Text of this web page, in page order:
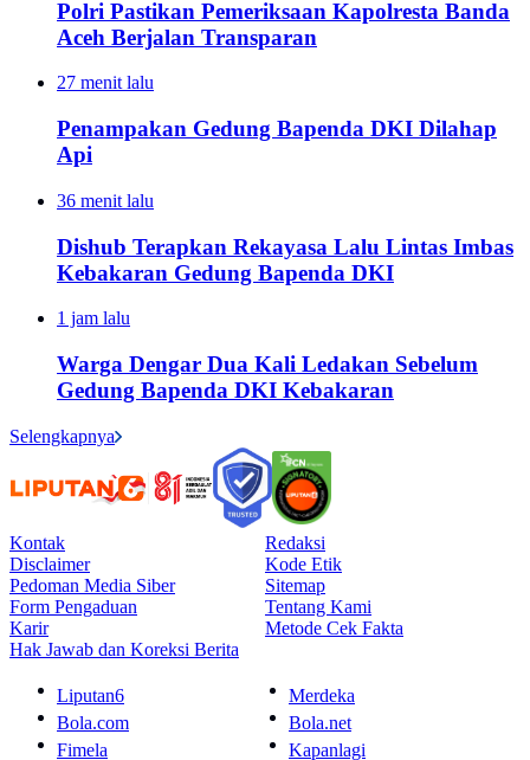
Polri Pastikan Pemeriksaan Kapolresta Banda
Aceh Berjalan Transparan
27 menit lalu
Penampakan Gedung Bapenda DKI Dilahap
Api
36 menit lalu
Dishub Terapkan Rekayasa Lalu Lintas Imbas
Kebakaran Gedung Bapenda DKI
1 jam lalu
Warga Dengar Dua Kali Ledakan Sebelum
Gedung Bapenda DKI Kebakaran
Selengkapnya
Kontak
Redaksi
Disclaimer
Kode Etik
Pedoman Media Siber
Sitemap
Form Pengaduan
Tentang Kami
Karir
Metode Cek Fakta
Hak Jawab dan Koreksi Berita
Liputan6
Merdeka
Bola.com
Bola.net
Fimela
Kapanlagi